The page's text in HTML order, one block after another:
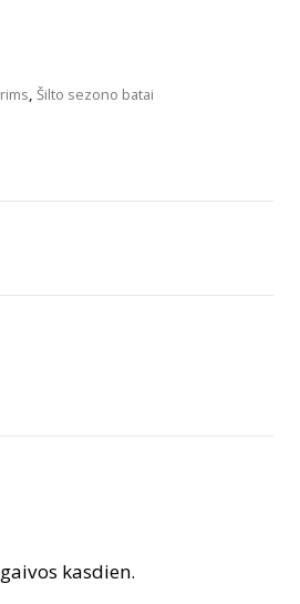
, Šilto sezono batai
kasdien.